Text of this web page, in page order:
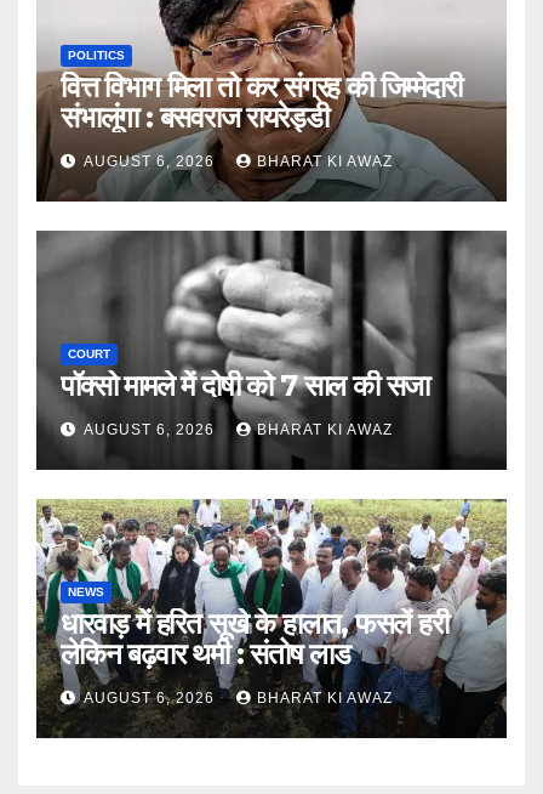
POLITICS
वित्त विभाग मिला तो कर संग्रह की जिम्मेदारी
संभालूंगा : बसवराज रायरेड्डी
AUGUST 6, 2026 BHARAT KI AWAZ
COURT
पॉक्सो मामले में दोषी को 7 साल की सजा
AUGUST 6, 2026 BHARAT KI AWAZ
NEWS
धारवाड़ में हरित सूखे के हालात, फसलें हरी
लेकिन बढ़वार थमी : संतोष लाड
AUGUST 6, 2026 BHARAT KI AWAZ